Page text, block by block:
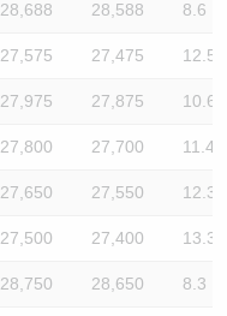
28,688 28,588 8.6
27,575 27,475 12.5
27,975 27,875 10.6
27,800 27,700 11.4
27,650 27,550 12.3
27,500 27,400 13.3
28,750 28,650 8.3